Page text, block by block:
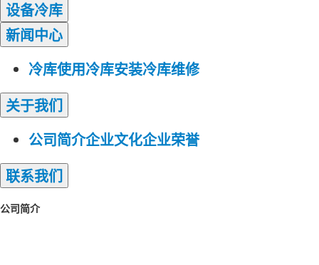
设备冷库
新闻中心
冷库使用冷库安装冷库维修
关于我们
公司简介企业文化企业荣誉
联系我们
公司简介